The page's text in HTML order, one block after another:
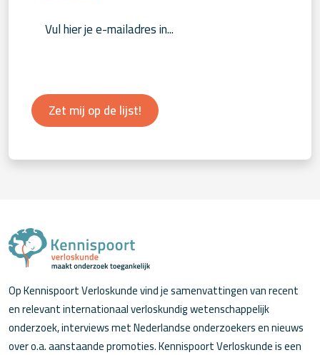
Zet mij op de lijst!
Op Kennispoort Verloskunde vind je samenvattingen van recent
en relevant internationaal verloskundig wetenschappelijk
onderzoek, interviews met Nederlandse onderzoekers en nieuws
over o.a. aanstaande promoties. Kennispoort Verloskunde is een